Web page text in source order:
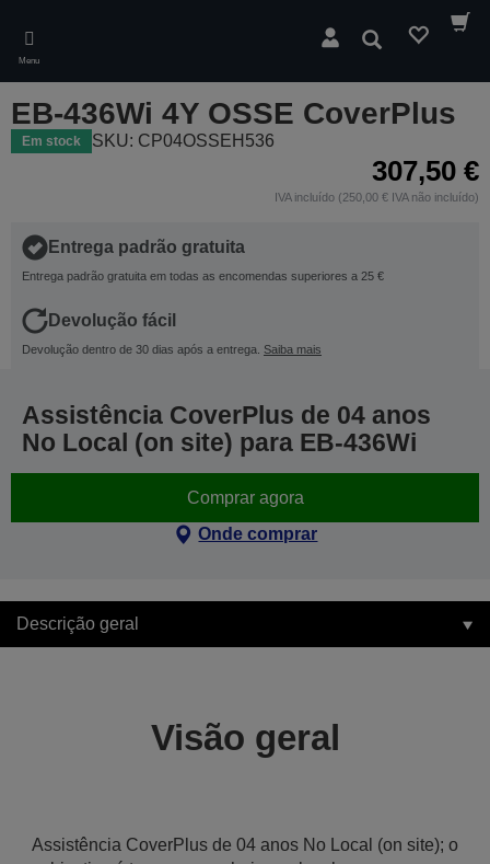
main
content
Menu
Pesquisar
EB-436Wi 4Y OSSE CoverPlus
Em stock SKU: CP04OSSEH536
307,50 €
IVA incluído (250,00 € IVA não incluído)
Entrega padrão gratuita
Entrega padrão gratuita em todas as encomendas superiores a 25 €
Devolução fácil
Devolução dentro de 30 dias após a entrega. Saiba mais
Assistência CoverPlus de 04 anos
No Local (on site) para EB-436Wi
Comprar agora
Onde comprar
Descrição geral
Visão geral
Assistência CoverPlus de 04 anos No Local (on site); o